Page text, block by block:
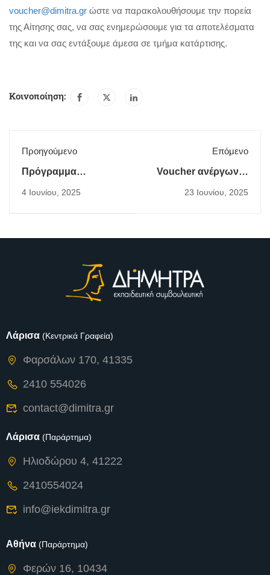
voucher@dimitra.gr ώστε να παρακολουθήσουμε την πορεία
της Αίτησης σας, να σας ενημερώσουμε για τα αποτελέσματα
της και να σας εντάξουμε άμεσα σε τμήμα κατάρτισης.
Κοινοποίηση:
Προηγούμενο
Πρόγραμμα
εργαζομένων
4 Ιουνίου, 2025
Επόμενο
Voucher ανέργων &
ψηφιακές, πράσινες
οικονομικού
23 Ιουνίου, 2025
Λάρισα (Κεντρικά Γραφεία)
Φαρσάλων 170, 41335
2410 554026
contact@dimitra.gr
Λάρισα (Παράρτημα)
Ηλιοδώρου 4, 41222
2410554024
info@iekdimitra.gr
Αθήνα (Παράρτημα)
Φερών 16, 10434